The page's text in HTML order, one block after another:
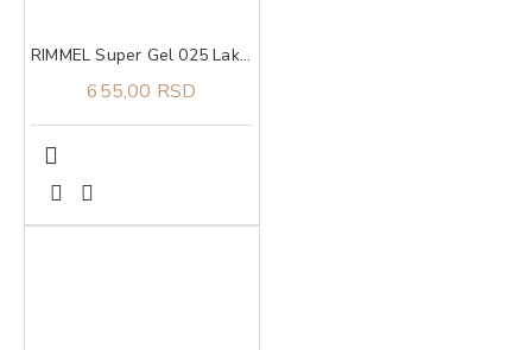
RIMMEL Super Gel 025 Lak za nokte
655,00 RSD